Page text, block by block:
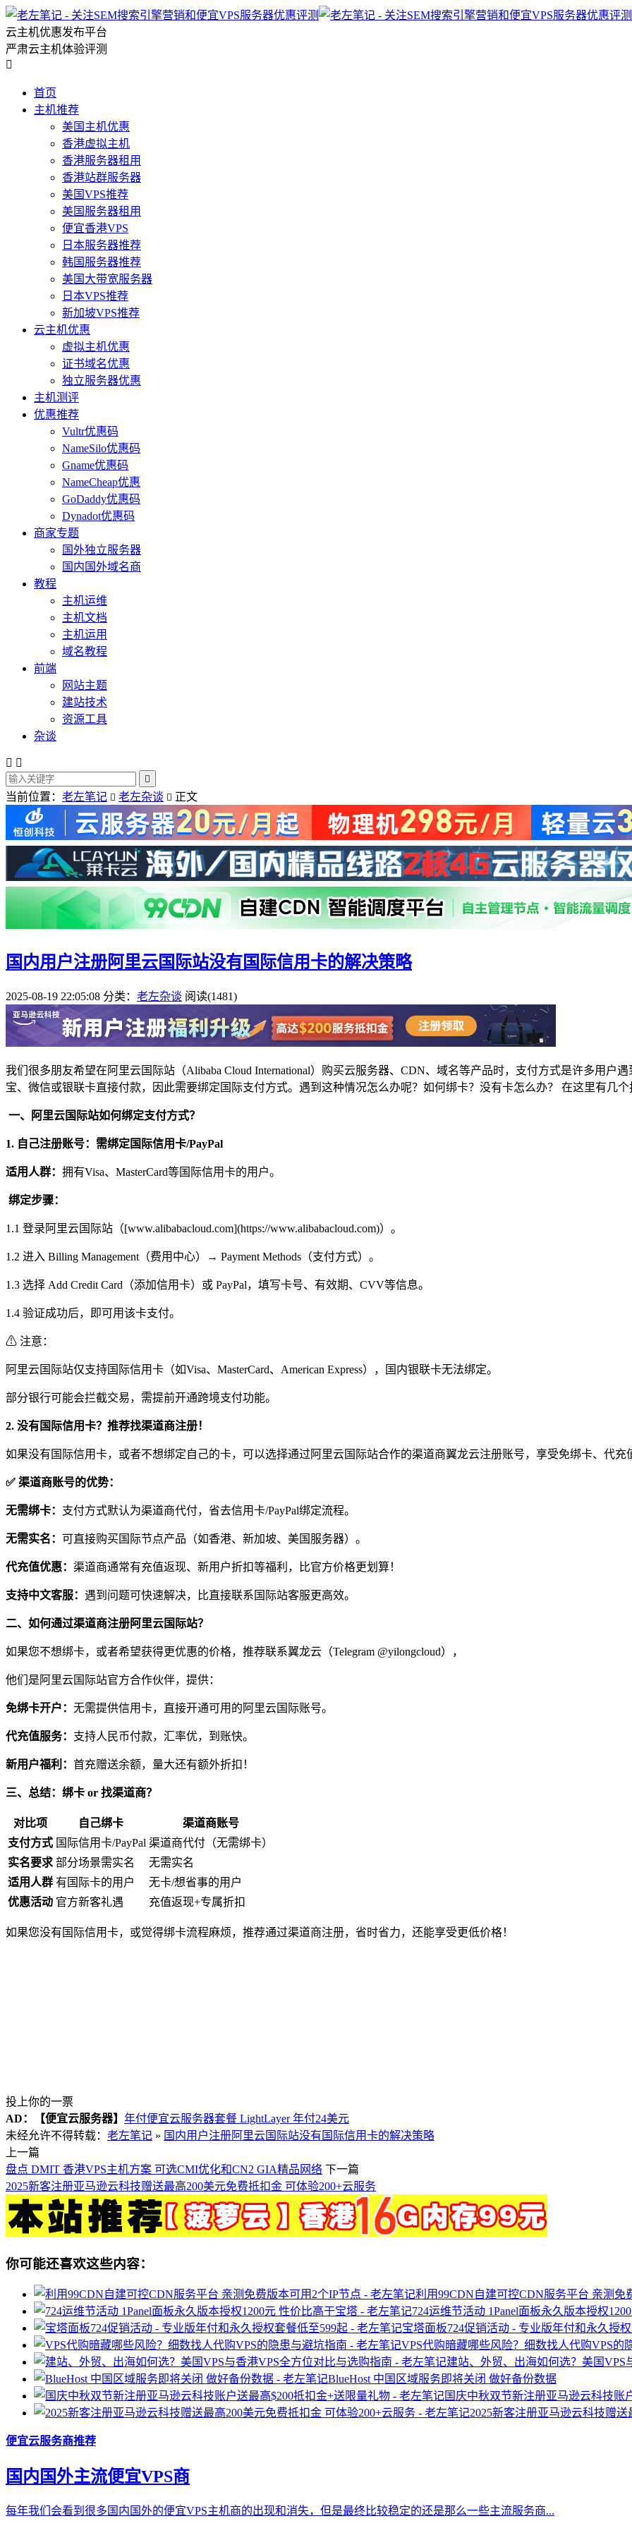
云主机优惠发布平台
严肃云主机体验评测

首页
主机推荐
美国主机优惠
香港虚拟主机
香港服务器租用
香港站群服务器
美国VPS推荐
美国服务器租用
便宜香港VPS
日本服务器推荐
韩国服务器推荐
美国大带宽服务器
日本VPS推荐
新加坡VPS推荐
云主机优惠
虚拟主机优惠
证书域名优惠
独立服务器优惠
主机测评
优惠推荐
Vultr优惠码
NameSilo优惠码
Gname优惠码
NameCheap优惠
GoDaddy优惠码
Dynadot优惠码
商家专题
国外独立服务器
国内国外域名商
教程
主机运维
主机文档
主机运用
域名教程
前端
网站主题
建站技术
资源工具
杂谈
 

当前位置： 老左笔记  老左杂谈  正文
国内用户注册阿里云国际站没有国际信用卡的解决策略
2025-08-19 22:05:08 分类： 老左杂谈 阅读(1481)
我们很多朋友希望在阿里云国际站（Alibaba Cloud International）购买云服务器、CDN、域名等产品时，支付方式是许多用户
宝、微信或银联卡直接付款，因此需要绑定国际支付方式。遇到这种情况怎么办呢？如何绑卡？没有卡怎么办？ 在这里有几
一、阿里云国际站如何绑定支付方式？
1. 自己注册账号：需绑定国际信用卡/PayPal
适用人群： 拥有Visa、MasterCard等国际信用卡的用户。
绑定步骤：
1.1 登录阿里云国际站（[www.alibabacloud.com](https://www.alibabacloud.com)）。
1.2 进入 Billing Management（费用中心）→ Payment Methods（支付方式）。
1.3 选择 Add Credit Card（添加信用卡）或 PayPal，填写卡号、有效期、CVV等信息。
1.4 验证成功后，即可用该卡支付。
⚠ 注意：
阿里云国际站仅支持国际信用卡（如Visa、MasterCard、American Express），国内银联卡无法绑定。
部分银行可能会拦截交易，需提前开通跨境支付功能。
2. 没有国际信用卡？推荐找渠道商注册！
如果没有国际信用卡，或者不想绑定自己的卡，可以选择通过阿里云国际站合作的渠道商翼龙云注册账号，享受免绑卡、代充
✅ 渠道商账号的优势：
无需绑卡： 支付方式默认为渠道商代付，省去信用卡/PayPal绑定流程。
无需实名： 可直接购买国际节点产品（如香港、新加坡、美国服务器）。
代充值优惠： 渠道商通常有充值返现、新用户折扣等福利，比官方价格更划算！
支持中文客服： 遇到问题可快速解决，比直接联系国际站客服更高效。
二、如何通过渠道商注册阿里云国际站？
如果您不想绑卡，或者希望获得更优惠的价格，推荐联系翼龙云（Telegram @yilongcloud），
他们是阿里云国际站官方合作伙伴，提供：
免绑卡开户： 无需提供信用卡，直接开通可用的阿里云国际账号。
代充值服务： 支持人民币付款，汇率优，到账快。
新用户福利： 首充赠送余额，量大还有额外折扣！
三、总结：绑卡 or 找渠道商？
对比项 自己绑卡
渠道商账号
支付方式 国际信用卡/PayPal 渠道商代付（无需绑卡）
实名要求 部分场景需实名
无需实名
适用人群 有国际卡的用户
无卡/想省事的用户
优惠活动 官方新客礼遇 充值返现+专属折扣
如果您没有国际信用卡，或觉得绑卡流程麻烦，推荐通过渠道商注册，省时省力，还能享受更低价格！
投上你的一票
AD：
【便宜云服务器】 年付便宜云服务器套餐 LightLayer 年付24美元
未经允许不得转载： 老左笔记 » 国内用户注册阿里云国际站没有国际信用卡的解决策略
上一篇
盘点 DMIT 香港VPS主机方案 可选CMI优化和CN2 GIA精品网络 下一篇
2025新客注册亚马逊云科技赠送最高200美元免费抵扣金 可体验200+云服务
你可能还喜欢这些内容：
利用99CDN自建可控CDN服务平台 亲测免
724运维节活动 1Panel面板永久版本授权
宝塔面板724促销活动 - 专业版年付和永久授
VPS代购暗藏哪些风险？细数找人代购VPS的
建站、外贸、出海如何选？美国VPS
BlueHost 中国区域服务即将关闭 做好备份数据
国庆中秋双节新注册亚马逊云科技账
2025新客注册亚马逊云科技赠
便宜云服务商推荐
国内国外主流便宜VPS商
每年我们会看到很多国内国外的便宜VPS主机商的出现和消失，但是最终比较稳定的还是那么一些主流服务商...